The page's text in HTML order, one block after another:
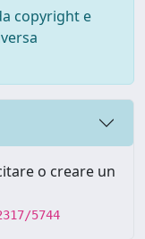
copyright e
o creare un
5744